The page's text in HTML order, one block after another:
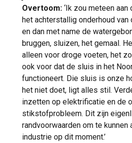
Overtoom: ‘Ik zou meteen
het achterstallig onderhoud van
en dan met name de
bruggen, sluizen, het gemaal.
alleen voor droge voeten, het
ook voor dat de sluis in het
functioneert. Die sluis is onze
het niet doet, ligt alles stil.
inzetten op elektrificatie en de
stikstofprobleem. Dit zijn
randvoorwaarden om te kunnen
industrie op dit moment.’